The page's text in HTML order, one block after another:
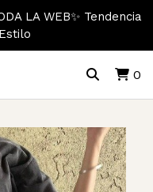
LA WEB✨ Tendencia
0